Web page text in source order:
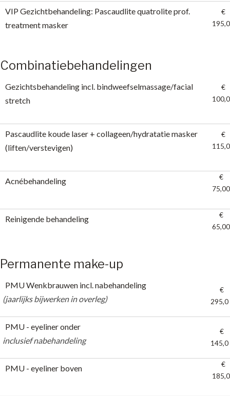
VIP Gezichtbehandeling: Pascaudlite quatrolite prof.
treatment masker
€
Combinatiebehandelingen
Gezichtsbehandeling incl. bindweefselmassage/facial
stretch
€
Pascaudlite koude laser + collageen/hydratatie masker
(liften/verstevigen)
€
Acnébehandeling
€
75,00
Reinigende behandeling
€
65,00
Permanente make-up
PMU Wenkbrauwen incl. nabehandeling
(jaarlijks bijwerken in overleg)
€
(jaarlijks bijwerken in overleg)
PMU - eyeliner onder
inclusief nabehandeling
€
inclusief nabehandeling
PMU - eyeliner boven
€